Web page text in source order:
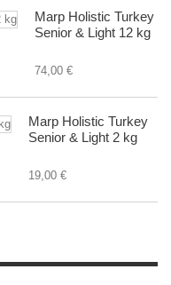
Marp Holistic Turkey
Senior & Light 12 kg
74,00 €
Marp Holistic Turkey
Senior & Light 2 kg
19,00 €